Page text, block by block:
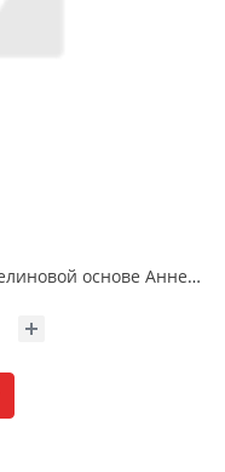
11146-05 Обои виниловые на флизелиновой основе Аннет уни 1.06 X 10 м